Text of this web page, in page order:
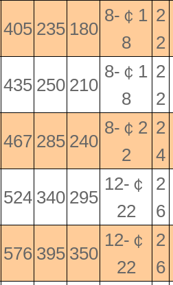
405 235 180
8- ￠ 1
8
2
2
435 250 210
8- ￠ 1
8
2
2
467 285 240
8- ￠ 2
2
2
4
524 340 295
12- ￠
22
2
6
576 395 350
12- ￠
22
2
6